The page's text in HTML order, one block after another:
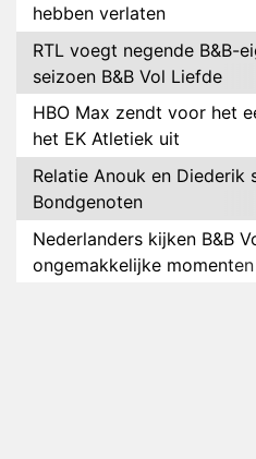
hebben verlaten
RTL voegt negende B&B-
seizoen B&B Vol Liefde
HBO Max zendt voor het
het EK Atletiek uit
Relatie Anouk en
Bondgenoten
Nederlanders kijken B&B
ongemakkelijke momenten